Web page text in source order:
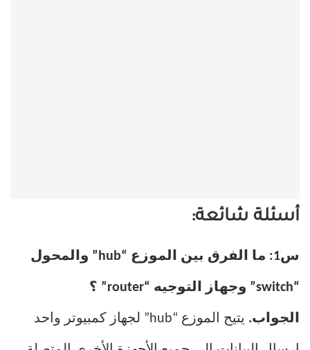
أسئلة شائعة:
س1: ما الفرق بين الموزع “hub” والمحول
“switch” وجهاز التوجيه “router” ؟
الجواب. يتيح الموزع “hub” لجهاز كمبيوتر واحد